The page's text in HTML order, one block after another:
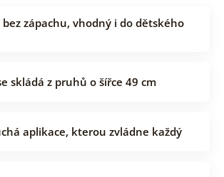
bez zápachu, vhodný i do dětského
skládá z pruhů o šířce 49 cm
aplikace, kterou zvládne každý